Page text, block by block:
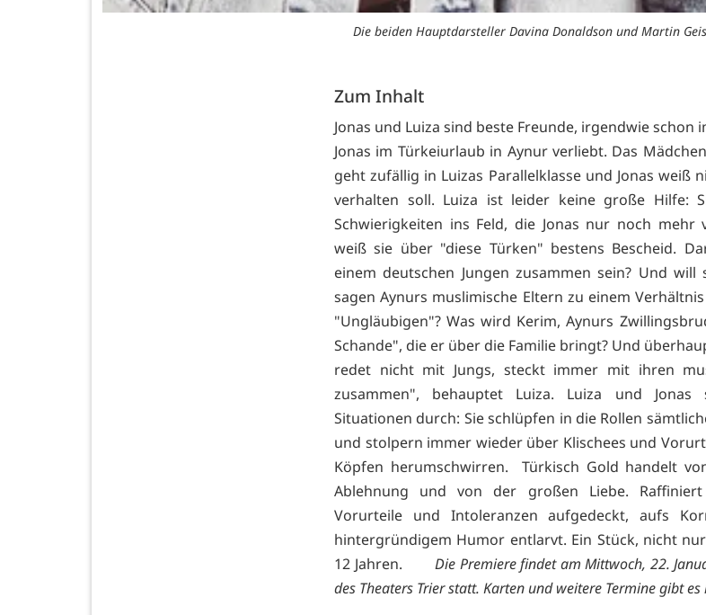
Die beiden Hauptdarsteller Davina Donaldson und Martin
Zum Inhalt
Jonas und Luiza sind beste Freunde, irgendwie schon
Jonas im Türkeiurlaub in Aynur verliebt. Das
geht zufällig in Luizas Parallelklasse und Jonas weiß
verhalten soll. Luiza ist leider keine große Hilfe:
Schwierigkeiten ins Feld, die Jonas nur noch mehr
weiß sie über "diese Türken" bestens Bescheid.
einem deutschen Jungen zusammen sein? Und will
sagen Aynurs muslimische Eltern zu einem
"Ungläubigen"? Was wird Kerim, Aynurs
Schande", die er über die Familie bringt? Und
redet nicht mit Jungs, steckt immer mit ihren
zusammen", behauptet Luiza. Luiza und Jonas
Situationen durch: Sie schlüpfen in die Rollen
und stolpern immer wieder über Klischees und
Köpfen herumschwirren. Türkisch Gold handelt
Ablehnung und von der großen Liebe.
Vorurteile und Intoleranzen aufgedeckt, aufs
hintergründigem Humor entlarvt. Ein Stück, nicht
12 Jahren. Die Premiere findet am Mittwoch, 22.
des Theaters Trier statt. Karten und weitere Termine gibt es